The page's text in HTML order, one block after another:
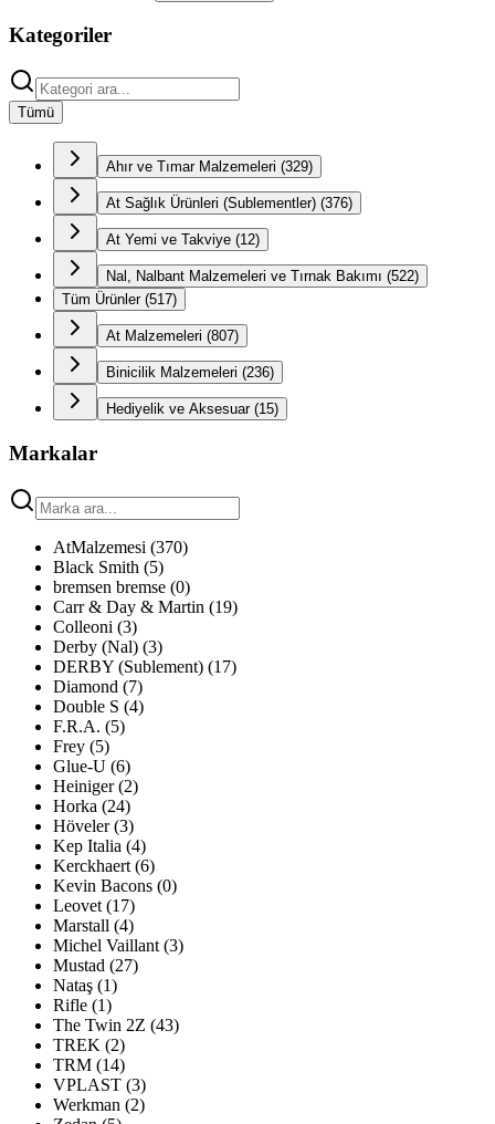
Kategoriler
Tümü
Ahır ve Tımar Malzemeleri (329)
At Sağlık Ürünleri (Sublementler) (376)
At Yemi ve Takviye (12)
Nal, Nalbant Malzemeleri ve Tırnak Bakımı (522)
Tüm Ürünler (517)
At Malzemeleri (807)
Binicilik Malzemeleri (236)
Hediyelik ve Aksesuar (15)
Markalar
AtMalzemesi (370)
Black Smith (5)
bremsen bremse (0)
Carr & Day & Martin (19)
Colleoni (3)
Derby (Nal) (3)
DERBY (Sublement) (17)
Diamond (7)
Double S (4)
F.R.A. (5)
Frey (5)
Glue-U (6)
Heiniger (2)
Horka (24)
Höveler (3)
Kep Italia (4)
Kerckhaert (6)
Kevin Bacons (0)
Leovet (17)
Marstall (4)
Michel Vaillant (3)
Mustad (27)
Nataş (1)
Rifle (1)
The Twin 2Z (43)
TREK (2)
TRM (14)
VPLAST (3)
Werkman (2)